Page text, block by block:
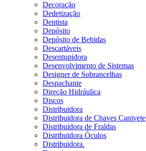
Decoração
Dedetização
Dentista
Depósito
Depósito de Bebidas
Descartáveis
Desentupidora
Desenvolvimento de Sistemas
Designer de Sobrancelhas
Despachante
Direção Hidráulica
Discos
Distribuidora
Distribuidora de Chaves Canivete
Distribuidora de Fraldas
Distribuidora Óculos
Distribuidora.